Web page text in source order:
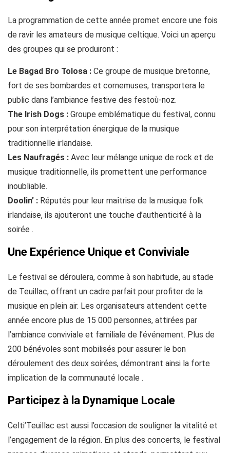
La programmation de cette année promet encore une fois
de ravir les amateurs de musique celtique. Voici un aperçu
des groupes qui se produiront :
Le Bagad Bro Tolosa : Ce groupe de musique bretonne,
fort de ses bombardes et cornemuses, transportera le
public dans l’ambiance festive des festoù-noz.
The Irish Dogs : Groupe emblématique du festival, connu
pour son interprétation énergique de la musique
traditionnelle irlandaise.
Les Naufragés : Avec leur mélange unique de rock et de
musique traditionnelle, ils promettent une performance
inoubliable.
Doolin’ : Réputés pour leur maîtrise de la musique folk
irlandaise, ils ajouteront une touche d’authenticité à la
soirée .
Une Expérience Unique et Conviviale
Le festival se déroulera, comme à son habitude, au stade
de Teuillac, offrant un cadre parfait pour profiter de la
musique en plein air. Les organisateurs attendent cette
année encore plus de 15 000 personnes, attirées par
l’ambiance conviviale et familiale de l’événement. Plus de
200 bénévoles sont mobilisés pour assurer le bon
déroulement des deux soirées, démontrant ainsi la forte
implication de la communauté locale .
Participez à la Dynamique Locale
Celti’Teuillac est aussi l’occasion de souligner la vitalité et
l’engagement de la région. En plus des concerts, le festival